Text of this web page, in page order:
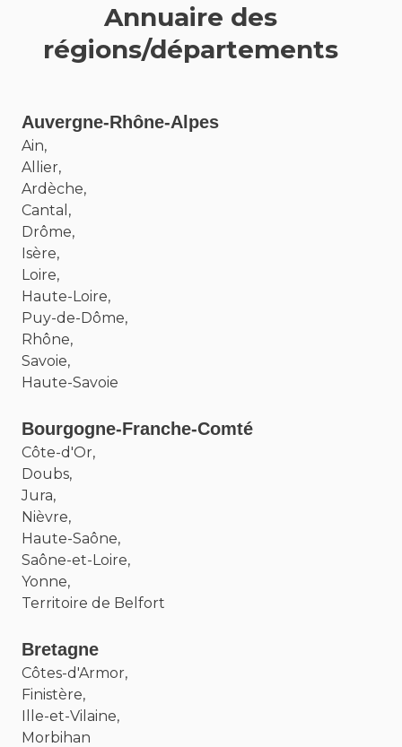
Annuaire des
régions/départements
Auvergne-Rhône-Alpes
Ain,
Allier,
Ardèche,
Cantal,
Drôme,
Isère,
Loire,
Haute-Loire,
Puy-de-Dôme,
Rhône,
Savoie,
Haute-Savoie
Bourgogne-Franche-Comté
Côte-d'Or,
Doubs,
Jura,
Nièvre,
Haute-Saône,
Saône-et-Loire,
Yonne,
Territoire de Belfort
Bretagne
Côtes-d'Armor,
Finistère,
Ille-et-Vilaine,
Morbihan